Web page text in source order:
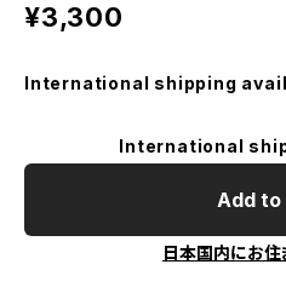
¥3,300
International shipping
International
Add
日本国内にお